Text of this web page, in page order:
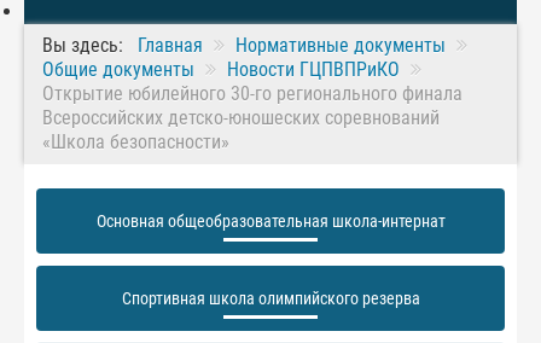
Вы здесь: Главная
Нормативные документы
Общие документы
Новости ГЦПВПРиКО
Открытие юбилейного 30-го регионального финала
Всероссийских детско-юношеских соревнований
«Школа безопасности»
Основная общеобразовательная школа-интернат
Спортивная школа олимпийского резерва